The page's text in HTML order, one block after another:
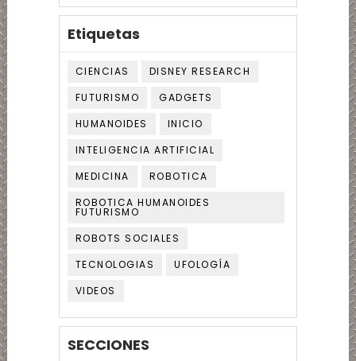
Etiquetas
CIENCIAS
DISNEY RESEARCH
FUTURISMO
GADGETS
HUMANOIDES
INICIO
INTELIGENCIA ARTIFICIAL
MEDICINA
ROBOTICA
ROBOTICA HUMANOIDES
FUTURISMO
ROBOTS SOCIALES
TECNOLOGIAS
UFOLOGÍA
VIDEOS
SECCIONES